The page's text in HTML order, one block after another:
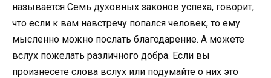
называется Семь духовных законов успеха, говорит,
что если к вам навстречу попался человек, то ему
мысленно можно послать благодарение. А можете
вслух пожелать различного добра. Если вы
произнесете слова вслух или подумайте о них это